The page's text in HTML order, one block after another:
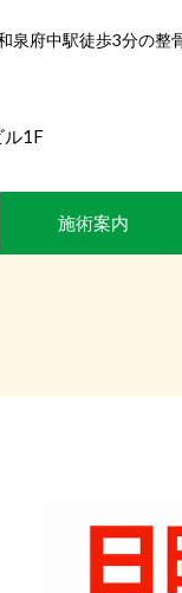
泉府中駅徒歩3分の整
ル1F
施術案内